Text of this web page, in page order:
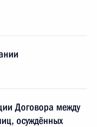
Договора между
осуждённых